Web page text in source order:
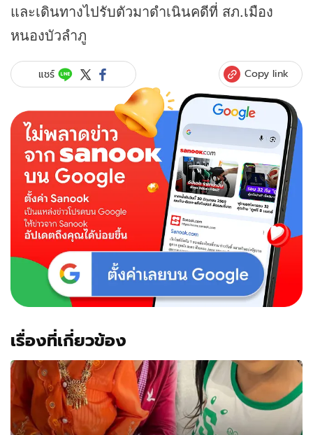
และเดินทางไปรับตัวมาดำเนินคดีที่ สภ.เมือง
หนองบัวลำภู
แชร์ Copy link
เรื่องที่เกี่ยวข้อง